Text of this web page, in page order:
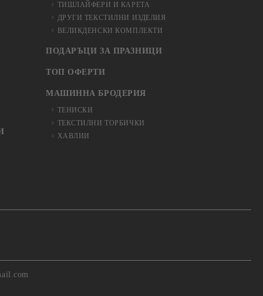
ТИШЛАЙФЕРИ И КАРЕТА
ДРУГИ ТЕКСТИЛНИ ИЗДЕЛИЯ
ВЕЛИКДЕНСКИ КОМПЛЕКТИ
ПОДАРЪЦИ ЗА ПРАЗНИЦИ
ТОП ОФЕРТИ
МАШИННА БРОДЕРИЯ
ТЕНИСКИ
ТЕКСТИЛНИ ТОРБИЧКИ
ХАВЛИИ